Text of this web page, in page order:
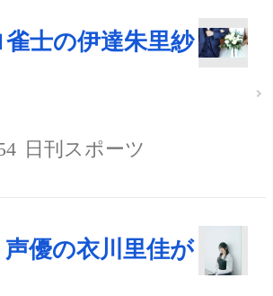
士の伊達朱里紗
日刊スポーツ
声優の衣川里佳が